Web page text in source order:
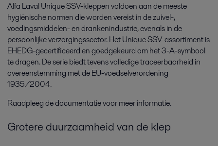
Alfa Laval Unique SSV-kleppen voldoen aan de meeste
hygiënische normen die worden vereist in de zuivel-,
voedingsmiddelen- en drankenindustrie, evenals in de
persoonlijke verzorgingssector. Het Unique SSV-assortiment is
EHEDG-gecertificeerd en goedgekeurd om het 3-A-symbool
te dragen. De serie biedt tevens volledige traceerbaarheid in
overeenstemming met de EU-voedselverordening
1935/2004.
Raadpleeg de documentatie voor meer informatie.
Grotere duurzaamheid van de klep